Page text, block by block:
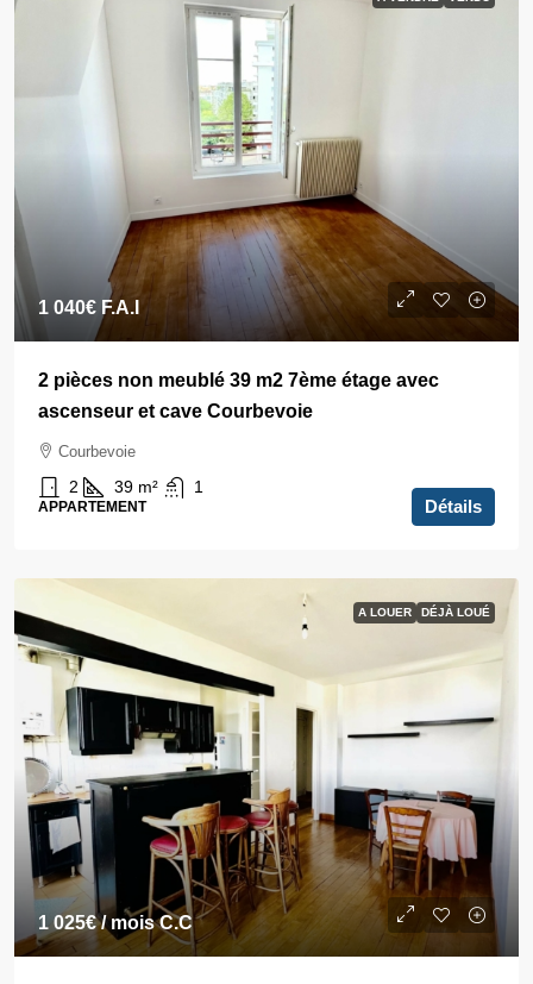
1 040€ F.A.I
2 pièces non meublé 39 m2 7ème étage avec
ascenseur et cave Courbevoie
Courbevoie
2 39 m² 1
APPARTEMENT Détails
A LOUER DÉJÀ LOUÉ
1 025€/ mois C.C